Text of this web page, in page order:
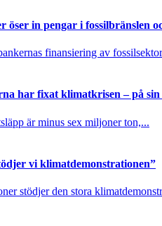
öser in pengar i fossilbränslen
finansiering av
har fixat klimatkrisen – på sin
är minus sex miljoner ton,...
vi klimatdemonstrationen”
stödjer den stora